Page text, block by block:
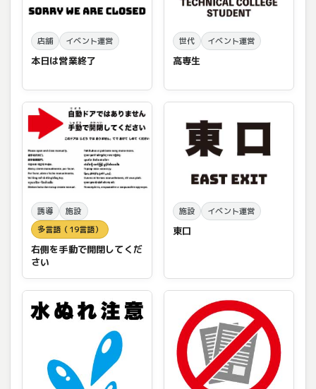
店舗 イベント運営
本日は営業終了
世代 イベント運営
高専生
誘導
施設
多言語（19言語）
右側を手動で開閉してくだ
さい
施設 イベント運営
東口